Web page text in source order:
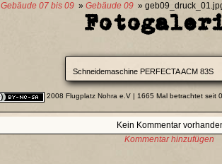
Gebäude 07 bis 09 » Gebäude 09 »
Schneidemaschine PERFECTA ACM 83S
2008 Flugplatz Nohra e.V| 1665 Mal betrachtet seit
Kein Kommentar
Kommentar hinzufügen